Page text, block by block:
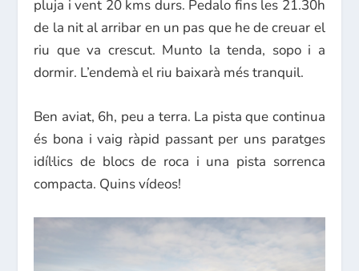
pluja i vent 20 kms durs. Pedalo fins les 21.30h
de la nit al arribar en un pas que he de creuar el
riu que va crescut. Munto la tenda, sopo i a
dormir. L’endemà el riu baixarà més tranquil.
Ben aviat, 6h, peu a terra. La pista que continua
és bona i vaig ràpid passant per uns paratges
idíl·lics de blocs de roca i una pista sorrenca
compacta. Quins vídeos!